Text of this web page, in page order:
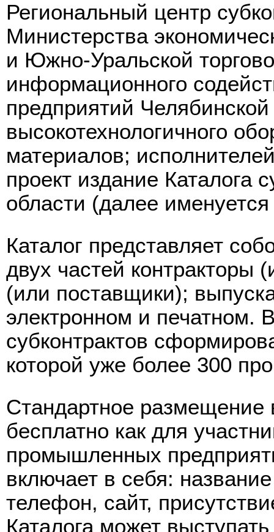
Региональный центр
Министерства
и Южно-Уральской
информационного
предприятий
высокотехнологичного
материалов;
проект издание Каталога
области (далее именуется
Каталог представляет
двух частей контракторы
(или поставщики);
электронном и печатном.
субконтрактов
которой уже более 300
Стандартное размещение
бесплатно как для
промышленных
включает в себя:
телефон, сайт,
Каталога может